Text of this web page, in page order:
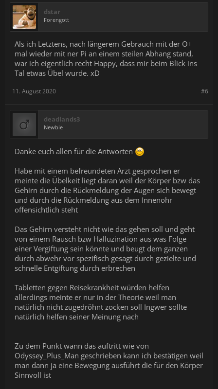
dstar
Forengott
Als ich Letztens, nach längerem Gebrauch mit der O+
mal wieder mit ner Pi an einem steilen Abhang stand,
war ich eigentlich recht Happy, dass mir beim Blick ins
Tal etwas Übel wurde. xD
#6
11. August 2020
deadlands3
Newbie
Danke euch allen für die Antworten
Habe mit einem befreundeten Arzt gesprochen er
meinte die Übelkeit liegt daran weil der Körper bzw das
Gehirn durch die Rückmeldung der Augen sich bewegt
und durch die Rückmeldung aus dem Innenohr
offensichtlich steht
Das Gehirn versteht nicht wie das gehen soll und geht
von einem Rausch bzw Halluzination aus was Folge
einer Vergiftung sein könnte und beugt dem ganzen
durch abwehr vor spezifisch gesagt durch gezielte und
schnelle Entgiftung durch erbrechen
Tabletten gegen Reisekrankheit würden helfen
allerdings meinte er nur in der Theorie weil man
natürlich nicht zugedröhnt zocken soll Ingwer sollte
natürlich helfen seiner Meinung nach
Zu dem Punkt wann das auftritt wie von
Odyssey_Plus_Man geschrieben kann ich bestätigen weil
man dann ja eine Bewegung ausführt die für den Körper
Sinnvoll ist